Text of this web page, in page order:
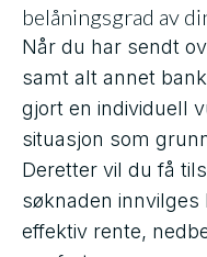
belåningsgrad av
Når du har sendt
samt alt annet
gjort en individuell
situasjon som
Deretter vil du få
søknaden
effektiv rente,